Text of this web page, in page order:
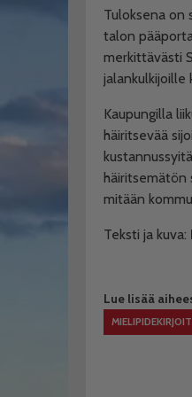
Tuloksena on
talon
merkittävästi
jalankulkijoille
Kaupungilla
häiritsevää
häiritsemätön
mitään
Teksti ja kuva:
Lue lisää